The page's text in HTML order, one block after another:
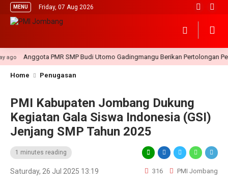
MENU Friday, 07 Aug 2026
Anggota PMR SMP Budi Utomo Gadingmangu Berikan Pertolongan
Home Penugasan
PMI Kabupaten Jombang Dukung
Kegiatan Gala Siswa Indonesia (GSI)
Jenjang SMP Tahun 2025
1 minutes reading
Saturday, 26 Jul 2025 13:19 316 PMI Jombang